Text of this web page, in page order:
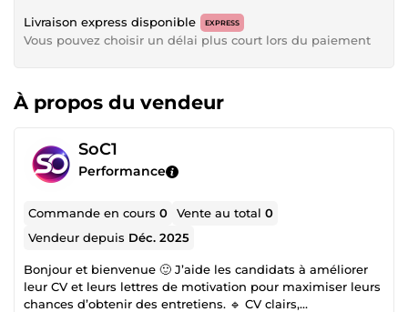
Livraison express disponible EXPRESS
Vous pouvez choisir un délai plus court lors du paiement
À propos du vendeur
SoC1
Performance
Commande en cours0 Vente au total0
Vendeur depuis Déc. 2025
Bonjour et bienvenue 🙂 J’aide les candidats à améliorer
leur CV et leurs lettres de motivation pour maximiser leurs
chances d’obtenir des entretiens. 🔹 CV clairs,